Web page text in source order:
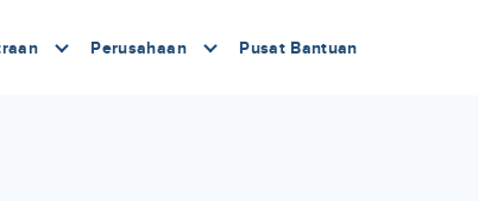
Perusahaan Pusat Bantuan